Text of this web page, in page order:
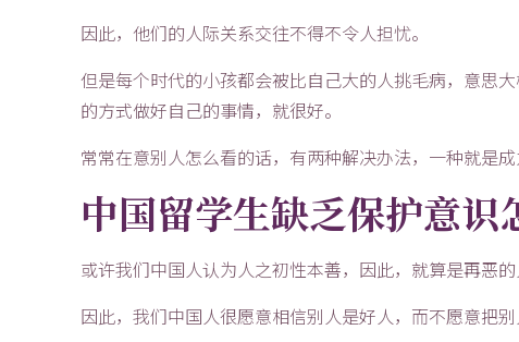
因此，他们的人际关系交往不得不令人担忧。
但是每个时代的小孩都会被比自己大的人挑毛病，意思
的方式做好自己的事情，就很好。
常常在意别人怎么看的话，有两种解决办法，一种就是
中国留学生缺乏保护意识
或许我们中国人认为人之初性本善，因此，就算是再恶
因此，我们中国人很愿意相信别人是好人，而不愿意把别